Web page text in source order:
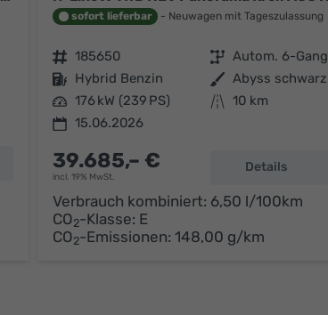
Fahrzeug parken
sofort lieferbar Neuwagen mit Tageszulassung
Fahrzeugnr. 185650 Getriebe Autom. 6-Gang
Kraftstoff Hybrid Benzin Außenfarbe
Leistung 176 kW (239 PS) Kilometerstand 10 km
15.06.2026
39.685,– €
incl. 19% MwSt.
Details
Verbrauch kombiniert: 6,50 l/100km
CO2-Klasse: E
CO2-Emissionen: 148,00 g/km